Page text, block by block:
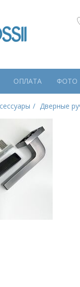
ОПЛАТА ФОТО
Дверные